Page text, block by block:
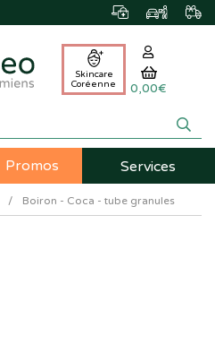
Skincare
Coréenne
0,00€
Promos Services
Boiron - Coca - tube granules